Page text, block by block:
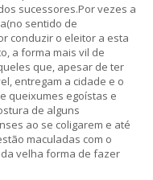
sucessores.Por vezes a
sentido de
conduzir o eleitor a esta
a forma mais vil de
que, apesar de ter
entregam a cidade e o
queixumes egoístas e
de alguns
ao se coligarem e até
maculadas com o
velha forma de fazer